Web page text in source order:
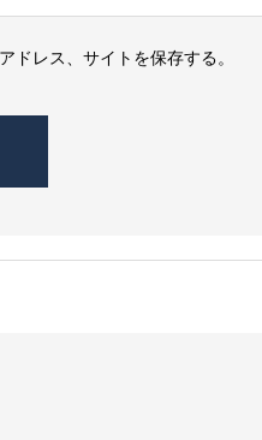
ドレス、サイトを保存する。